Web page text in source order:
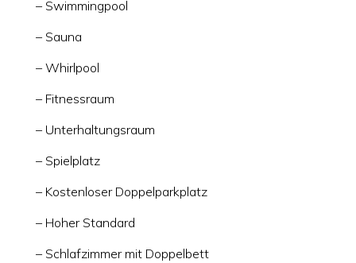
– Swimmingpool
– Sauna
– Whirlpool
– Fitnessraum
– Unterhaltungsraum
– Spielplatz
– Kostenloser Doppelparkplatz
– Hoher Standard
– Schlafzimmer mit Doppelbett